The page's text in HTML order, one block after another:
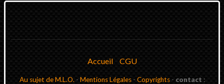
Accueil CGU
Au sujet de M.L.O.- Mentions Légales- Copyrights- contact :